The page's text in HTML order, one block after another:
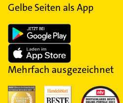
Gelbe Seiten als App
Mehrfach ausgezeichnet